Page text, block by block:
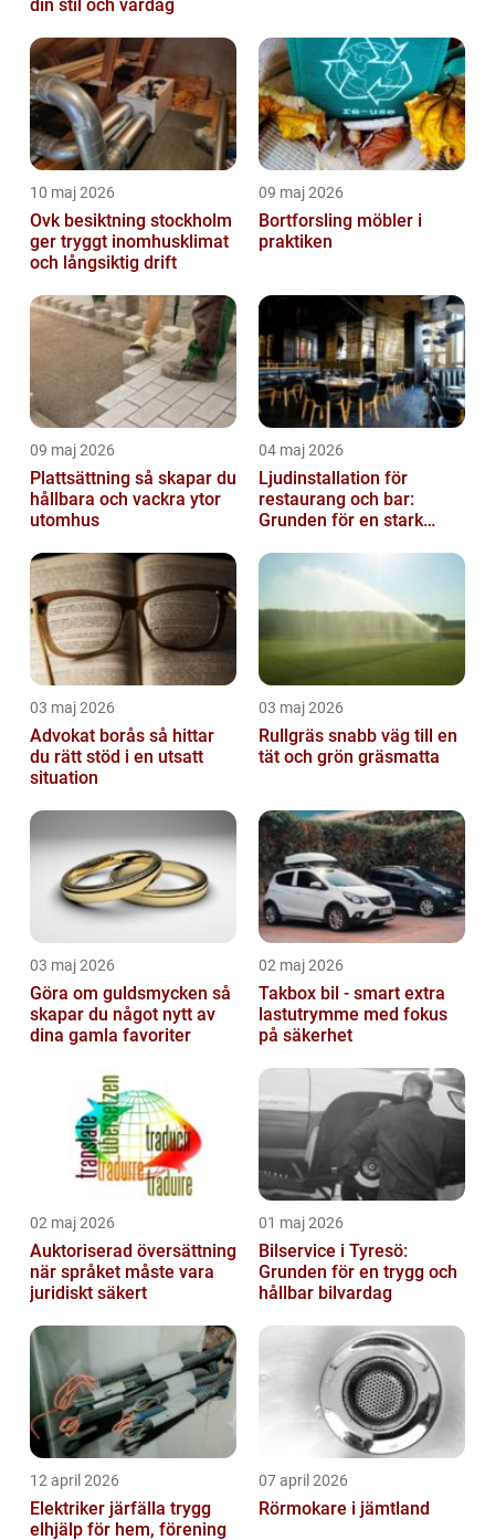
din stil och vardag
10 maj 2026
Ovk besiktning stockholm
ger tryggt inomhusklimat
och långsiktig drift
09 maj 2026
Bortforsling möbler i
praktiken
09 maj 2026
Plattsättning så skapar du
hållbara och vackra ytor
utomhus
04 maj 2026
Ljudinstallation för
restaurang och bar:
Grunden för en stark
03 maj 2026
Advokat borås så hittar
du rätt stöd i en utsatt
situation
03 maj 2026
Rullgräs snabb väg till en
tät och grön gräsmatta
03 maj 2026
Göra om guldsmycken så
skapar du något nytt av
dina gamla favoriter
02 maj 2026
Takbox bil - smart extra
lastutrymme med fokus
på säkerhet
02 maj 2026
Auktoriserad översättning
när språket måste vara
juridiskt säkert
01 maj 2026
Bilservice i Tyresö:
Grunden för en trygg och
hållbar bilvardag
12 april 2026
Elektriker järfälla trygg
elhjälp för hem, förening
07 april 2026
Rörmokare i jämtland